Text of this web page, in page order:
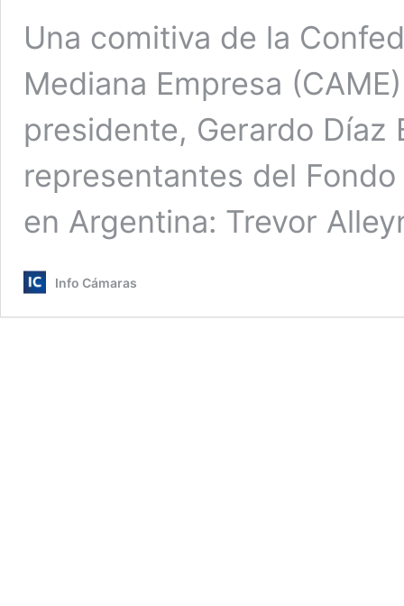
Una comitiva de la
Mediana Empresa
presidente, Gerardo Díaz
representantes del
en Argentina: Trevor
Info Cámaras